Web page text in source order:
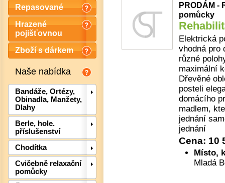
Repasované
Hrazené
pojišťovnou
Zboží s dárkem
Naše nabídka
Bandáže, Ortézy,
Obinadla, Manžety,
Dlahy
Berle, hole.
příslušenství
Chodítka
Cvičebně relaxační
pomůcky
PRODÁM -
pomůcky
Elektrická
vhodná pro
různé
maximální
Dřevěné
posteli
domácího
madlem,
jednání
jednání
Cena: 10
Místo,
Mladá